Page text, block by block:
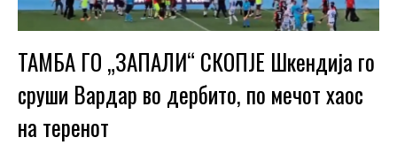
ТАМБА ГО „ЗАПАЛИ“ СКОПЈЕ Шкендија го
сруши Вардар во дербито, по мечот хаос
на теренот